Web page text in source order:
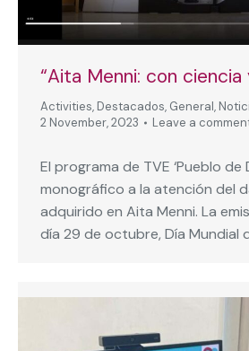
“Aita Menni: con ciencia
Activities, Destacados, General,
2 November, 2023
Leave a
El programa de TVE ‘Pueblo de
monográfico a la atención del
adquirido en Aita Menni. La
día 29 de octubre, Día Mundial